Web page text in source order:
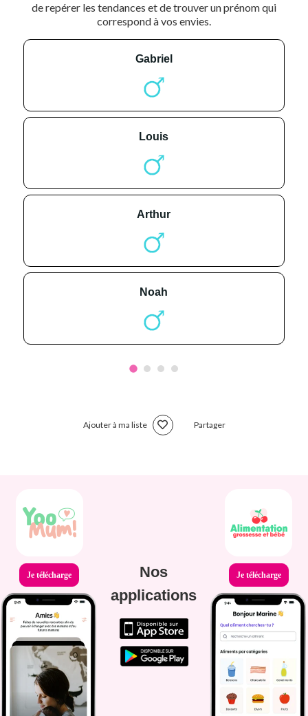
de repérer les tendances et de trouver un prénom qui
correspond à vos envies.
gabriel
louis
arthur
noah
Ajouter à ma liste Partager
Je télécharge
Nos
applications
Je télécharge